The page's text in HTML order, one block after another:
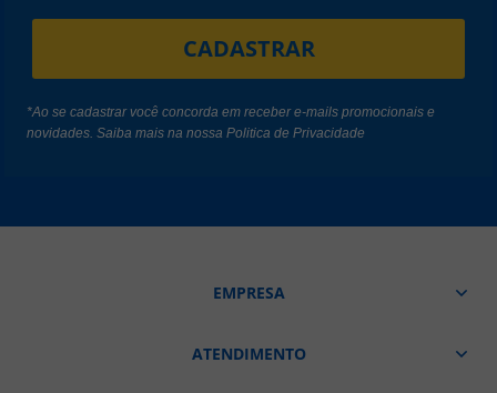
CADASTRAR
*Ao se cadastrar você concorda em receber e-mails promocionais e
novidades. Saiba mais na nossaPolitica de Privacidade
EMPRESA
ATENDIMENTO